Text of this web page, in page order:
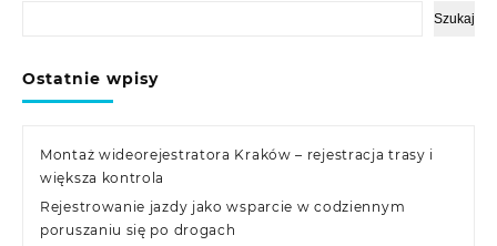
Szukaj
Ostatnie wpisy
Montaż wideorejestratora Kraków – rejestracja trasy i
większa kontrola
Rejestrowanie jazdy jako wsparcie w codziennym
poruszaniu się po drogach